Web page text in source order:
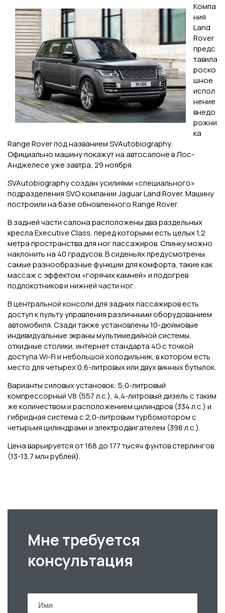
Компа
ния
Land
Rover
предс
тавила
роско
шное
испол
нение
внедо
рожни
ка
Range Rover под названием SVAutobiography.
Официально машину покажут на автосалоне в Лос-
Анджелесе уже завтра, 29 ноября.
SVAutobiography создан усилиями «специального»
подразделения SVO компании Jaguar Land Rover. Машину
построили на базе обновленного Range Rover.
В задней части салона расположены два раздельных
кресла Executive Class, перед которыми есть целых 1,2
метра пространства для ног пассажиров. Спинку можно
наклонить на 40 градусов. В сиденьях предусмотрены
самые разнообразные функции для комфорта, такие как
массаж с эффектом «горячих камней» и подогрев
подлокотников и нижней части ног.
В центральной консоли для задних пассажиров есть
доступ к пульту управления различными оборудованием
автомобиля. Сзади также установлены 10-дюймовые
индивидуальные экраны мультимедийной системы,
откидные столики, интернет стандарта 4G с точкой
доступа Wi-Fi и небольшой холодильник, в котором есть
место для четырех 0,6-литровых или двух винных бутылок.
Варианты силовых установок: 5,0-литровый
компрессорный V8 (557 л.с.), 4,4-литровый дизель с таким
же количеством и расположением цилиндров (334 л.с.) и
гибридная система с 2,0-литровым турбомотором с
четырьмя цилиндрами и электродвигателем (398 л.с.).
Цена варьируется от 168 до 177 тысяч фунтов стерлингов
(13-13,7 млн рублей).
Мне требуется
консультация